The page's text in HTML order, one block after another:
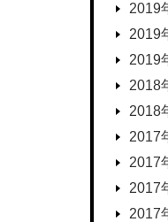
2019
2019
2019
2018
2018
2017
2017
2017
2017